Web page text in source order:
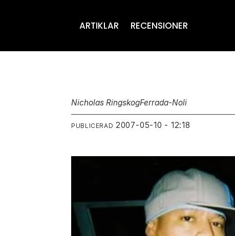
ARTIKLAR RECENSIONER
Nicholas RingskogFerrada-Noli
PUBLICERAD 2007-05-10 - 12:18